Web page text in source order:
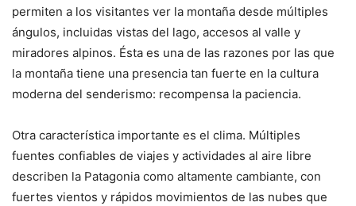
permiten a los visitantes ver la montaña desde múltiples
ángulos, incluidas vistas del lago, accesos al valle y
miradores alpinos. Ésta es una de las razones por las que
la montaña tiene una presencia tan fuerte en la cultura
moderna del senderismo: recompensa la paciencia.
Otra característica importante es el clima. Múltiples
fuentes confiables de viajes y actividades al aire libre
describen la Patagonia como altamente cambiante, con
fuertes vientos y rápidos movimientos de las nubes que